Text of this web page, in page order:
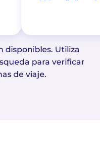
disponibles. Utiliza
para verificar
de viaje.